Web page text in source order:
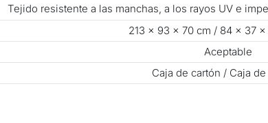
Tejido resistente a las manchas, a los rayos UV e
213 × 93 × 70 cm / 84 × 37
Aceptable
Caja de cartón / Caja